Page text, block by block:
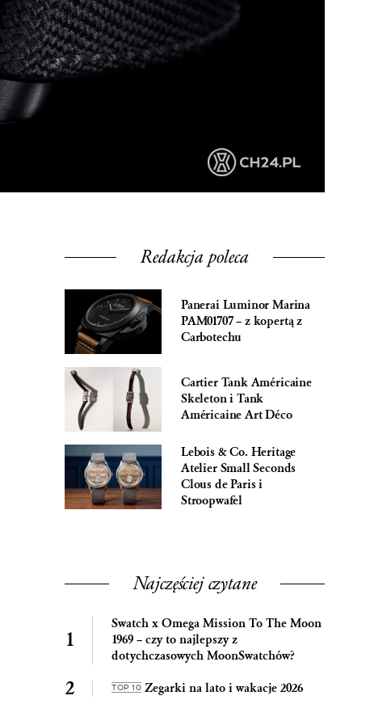
Redakcja poleca
Panerai Luminor Marina
PAM01707 – z kopertą z
Carbotechu
Cartier Tank Américaine
Skeleton i Tank
Américaine Art Déco
Lebois & Co. Heritage
Atelier Small Seconds
Clous de Paris i
Stroopwafel
Najczęściej czytane
Swatch x Omega Mission To The Moon
1969 – czy to najlepszy z
dotychczasowych MoonSwatchów?
TOP 10 Zegarki na lato i wakacje 2026